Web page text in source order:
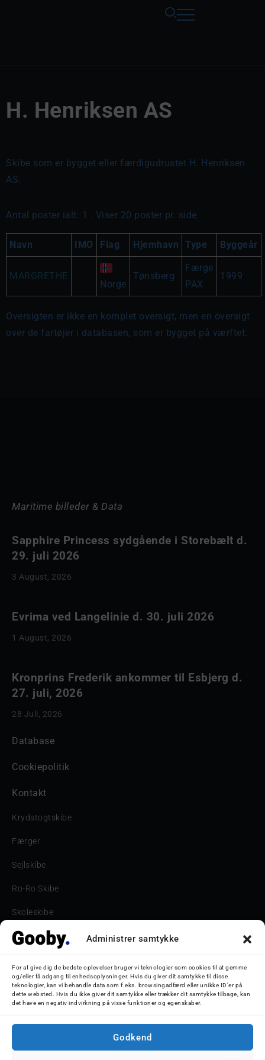
Administrer samtykke
For at give dig de bedste oplevelser bruger vi teknologier som cookies til at gemme
og/eller få adgang til enhedsoplysninger. Hvis du giver dit samtykke til disse
teknologier, kan vi behandle data som f.eks. browsingadfærd eller unikke ID'er på
dette websted. Hvis du ikke giver dit samtykke eller trækker dit samtykke tilbage, kan
det have en negativ indvirkning på visse funktioner og egenskaber.
Godkend
H. Henriksen AS
Skibe som er bygget eller færdigudrustet H. Henriksen
AS.
Antal poster ialt: 1 . Viser 20 poster pr. side
Navn IMO Flag Hjemhavn Type Byggeår
MARGRETHE
Norge
Tønsberg
Færge
PAX
1999
Oversigten er ikke en komplet oversigt, men en oversigt
over de fartøjer i databasen, som er bygget på værftet.
Maritime billeder & Data
Sapphire Princess sydgående i Storebælt d.
29. juli 2026
3 August, 2026
Evrima ved Langelinie d. 30. juli 2026
1 August, 2026
Kronprins Frederik ankommer til Esbjerg d.
27. juli, 2026
28 Juli, 2026
Database
Cookiepolitik
Kontakt
Krydstogtskibe
Færger
Sejlskibe
Ro-Ro Skibe
Skoleskibe
Havne & Turbåde samt restaurantionsskibe
Bilskib
Storebæltsbroen